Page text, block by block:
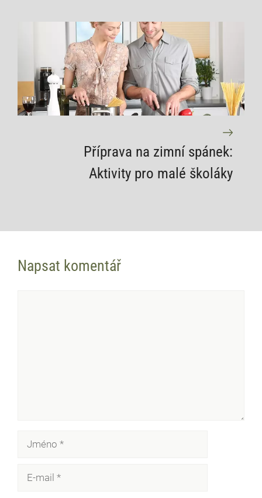
Příprava na zimní spánek:
Aktivity pro malé školáky
Napsat komentář
mail